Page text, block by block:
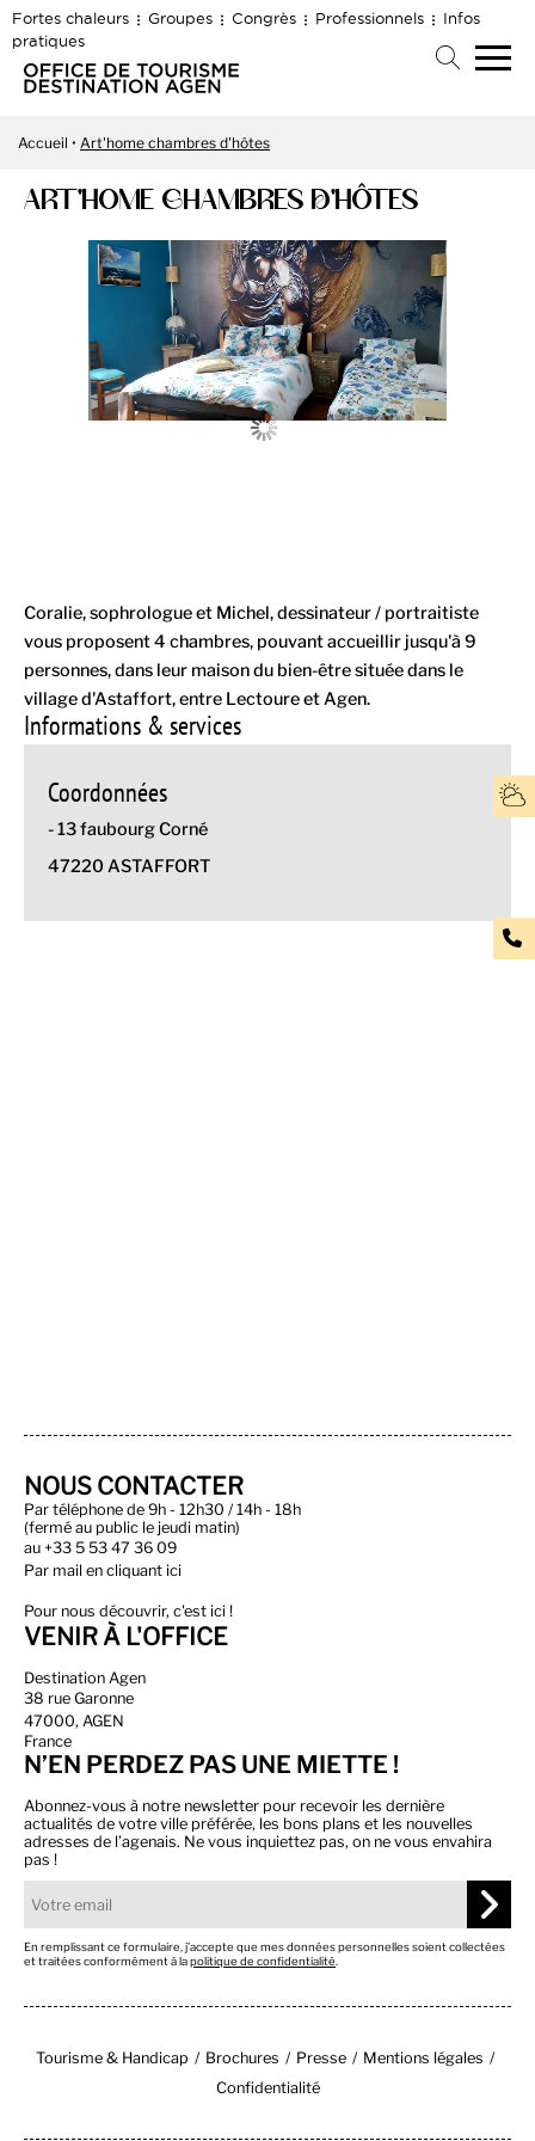
Fortes chaleurs Groupes Congrès Professionnels
Infos
pratiques
Accueil Art'home chambres d'hôtes
ART'HOME CHAMBRES D'HÔTES
Coralie, sophrologue et Michel, dessinateur / portraitiste
vous proposent 4 chambres, pouvant accueillir jusqu'à 9
personnes, dans leur maison du bien-être située dans le
village d'Astaffort, entre Lectoure et Agen.
Informations & services
Coordonnées
- 13 faubourg Corné
47220 ASTAFFORT
NOUS CONTACTER
Par téléphone de 9h - 12h30 / 14h - 18h
(fermé au public le jeudi matin)
au +33 5 53 47 36 09
Par mail en cliquant ici
Pour nous découvrir, c'est ici !
VENIR À L'OFFICE
Destination Agen
38 rue Garonne
47000, AGEN
France
N’EN PERDEZ PAS UNE MIETTE !
Abonnez-vous à notre newsletter pour recevoir les dernière
actualités de votre ville préférée, les bons plans et les nouvelles
adresses de l’agenais. Ne vous inquiettez pas, on ne vous envahira
pas !
En remplissant ce formulaire, j’accepte que mes données personnelles soient collectées
et traitées conformément à lapolitique de confidentialité
Tourisme & Handicap Brochures Presse
Mentions légales
Confidentialité